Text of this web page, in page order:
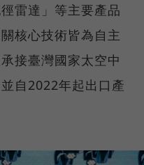
雷達」等主要產品
核心技術皆為自主
接臺灣國家太空中
自2022年起出口產